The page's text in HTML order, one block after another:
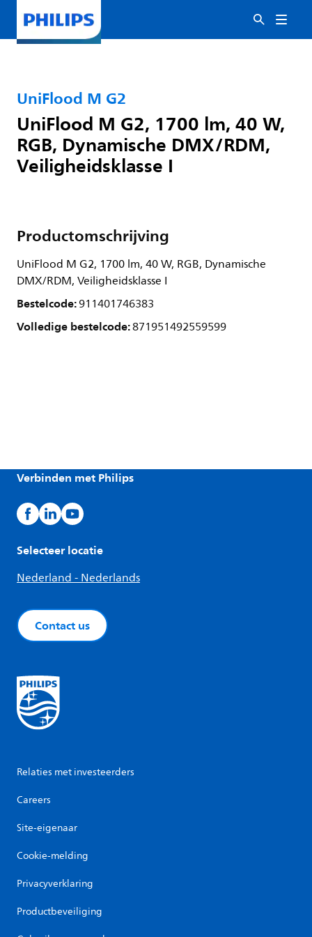
UniFlood M G2
UniFlood M G2, 1700 lm, 40 W,
RGB, Dynamische DMX/RDM,
Veiligheidsklasse I
Productomschrijving
UniFlood M G2, 1700 lm, 40 W, RGB, Dynamische
DMX/RDM, Veiligheidsklasse I
Bestelcode:911401746383
Volledige bestelcode:871951492559599
Verbinden met Philips
Selecteer locatie
Nederland - Nederlands
Contact us
Relaties met investeerders
Careers
Site-eigenaar
Cookie-melding
Privacyverklaring
Productbeveiliging